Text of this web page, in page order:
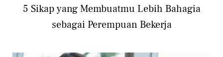
5 Sikap yang Membuatmu Lebih Bahagia
sebagai Perempuan Bekerja